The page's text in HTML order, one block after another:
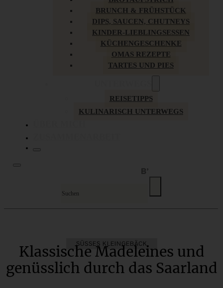
BRUNCH & FRÜHSTÜCK
DIPS, SAUCEN, CHUTNEYS
KINDER-LIEBLINGSESSEN
KÜCHENGESCHENKE
OMAS REZEPTE
TARTES UND PIES
REISETIPPS
KULINARISCH UNTERWEGS
SÜSSES KLEINGEBÄCK
Klassische Madeleines und
genüsslich durch das Saarland